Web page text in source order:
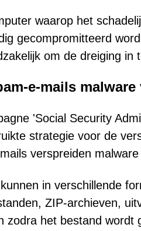
waarop het
gecompromitteerd
om de dreiging
e-mails
'Social Security
strategie voor de
verspreiden
in verschillende
ZIP-archieven,
zodra het bestand